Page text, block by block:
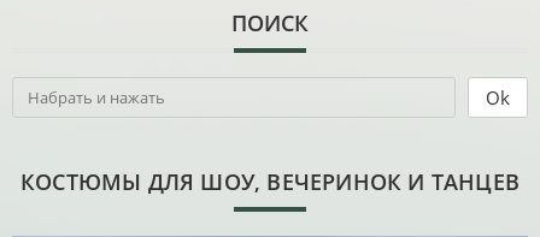
ПОИСК
КОСТЮМЫ ДЛЯ ШОУ, ВЕЧЕРИНОК И ТАНЦЕВ